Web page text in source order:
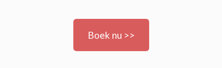
Boek nu >>